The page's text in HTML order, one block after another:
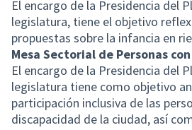
El encargo de la Presidencia del
legislatura, tiene el objetivo
propuestas sobre la infancia en
Mesa Sectorial de Personas
El encargo de la Presidencia del
legislatura tiene como objetivo
participación inclusiva de las
discapacidad de la ciudad, así